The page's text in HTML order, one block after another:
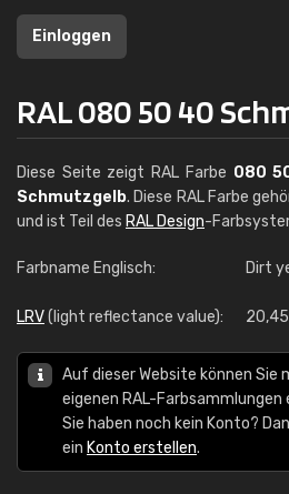
Einloggen
RAL 080 50 40
Diese Seite zeigt RAL Farbe 080
Schmutzgelb. Diese RAL Farbe
und ist Teil des RAL Design-
Farbname Englisch: Dirt
LRV(light reflectance value): 20,45
Auf dieser Website können Sie
eigenen RAL-Farbsammlungen
Sie haben noch kein Konto?
ein Konto erstellen.